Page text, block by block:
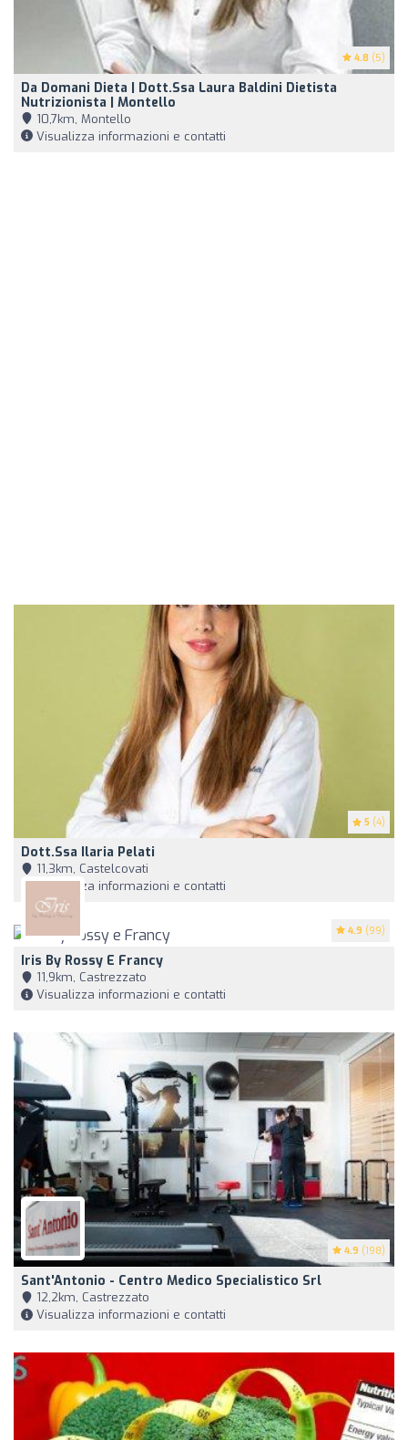
4.8 (5)
Da Domani Dieta | Dott.ssa Laura Baldini Dietista
Nutrizionista | Montello
10,7km, Montello
Visualizza informazioni e contatti
5 (4)
Dott.ssa Ilaria Pelati
11,3km, Castelcovati
Visualizza informazioni e contatti
4.9 (99)
Iris By Rossy E Francy
11,9km, Castrezzato
Visualizza informazioni e contatti
4.9 (198)
Sant'Antonio - Centro Medico Specialistico Srl
12,2km, Castrezzato
Visualizza informazioni e contatti